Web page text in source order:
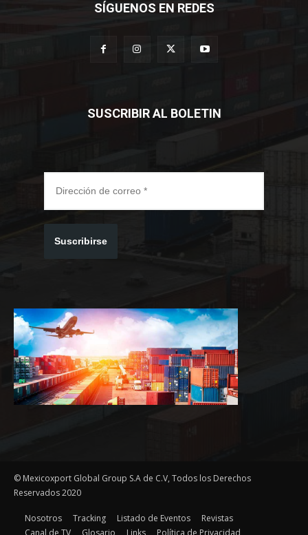
SÍGUENOS EN REDES
SUSCRIBIR AL BOLETIN
Suscribirse
© Mexicoxport Global Group S.A de C.V, Todos los Derechos
Reservados 2020
Nosotros Tracking Listado de Eventos
Revistas